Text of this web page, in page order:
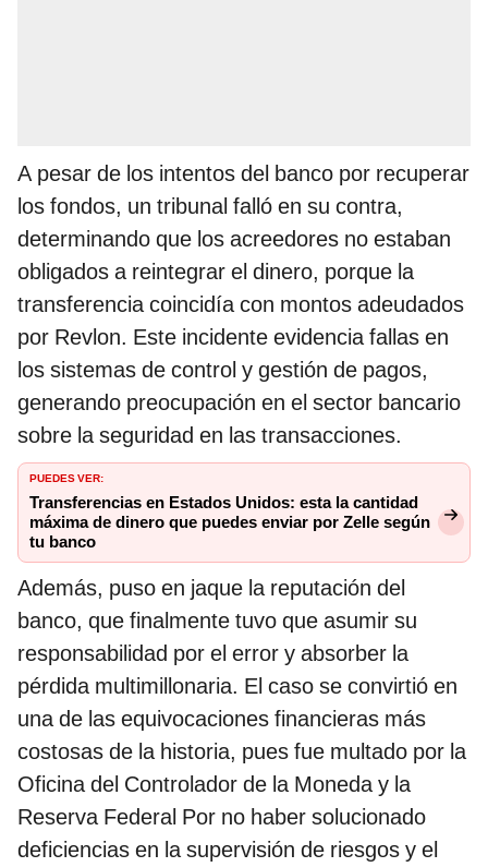
A pesar de los intentos del banco por recuperar
los fondos, un tribunal falló en su contra,
determinando que los acreedores no estaban
obligados a reintegrar el dinero, porque la
transferencia coincidía con montos adeudados
por Revlon. Este incidente evidencia fallas en
los sistemas de control y gestión de pagos,
generando preocupación en el sector bancario
sobre la seguridad en las transacciones.
PUEDES VER:
Transferencias en Estados Unidos: esta la cantidad
máxima de dinero que puedes enviar por Zelle según
tu banco
Además, puso en jaque la reputación del
banco, que finalmente tuvo que asumir su
responsabilidad por el error y absorber la
pérdida multimillonaria. El caso se convirtió en
una de las equivocaciones financieras más
costosas de la historia, pues fue multado por la
Oficina del Controlador de la Moneda y la
Reserva Federal Por no haber solucionado
deficiencias en la supervisión de riesgos y el